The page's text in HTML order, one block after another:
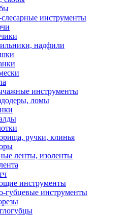
инструменты
надфили
инструменты
ломы
ручки, клинья
ленты, изоленты
инструменты
губцевые инструменты